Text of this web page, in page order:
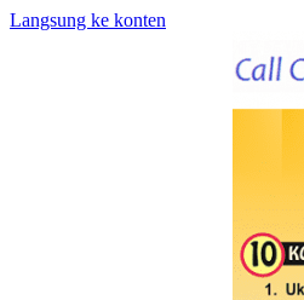
Langsung ke konten